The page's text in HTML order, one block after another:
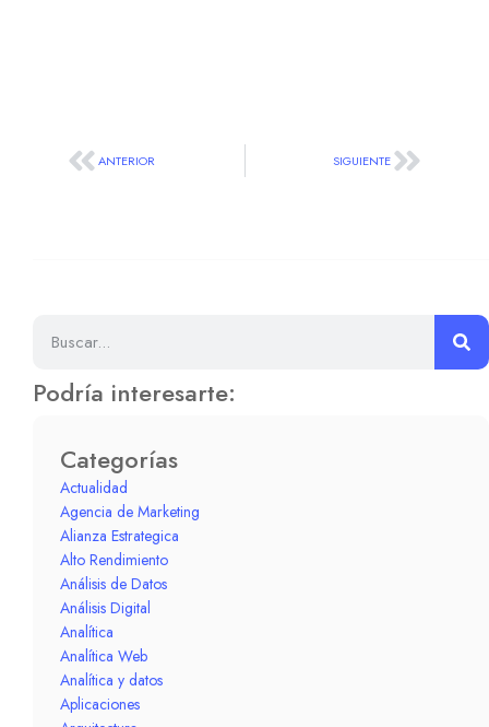
ANTERIOR SIGUIENTE
Podría interesarte:
Categorías
Actualidad
Agencia de Marketing
Alianza Estrategica
Alto Rendimiento
Análisis de Datos
Análisis Digital
Analítica
Analítica Web
Analítica y datos
Aplicaciones